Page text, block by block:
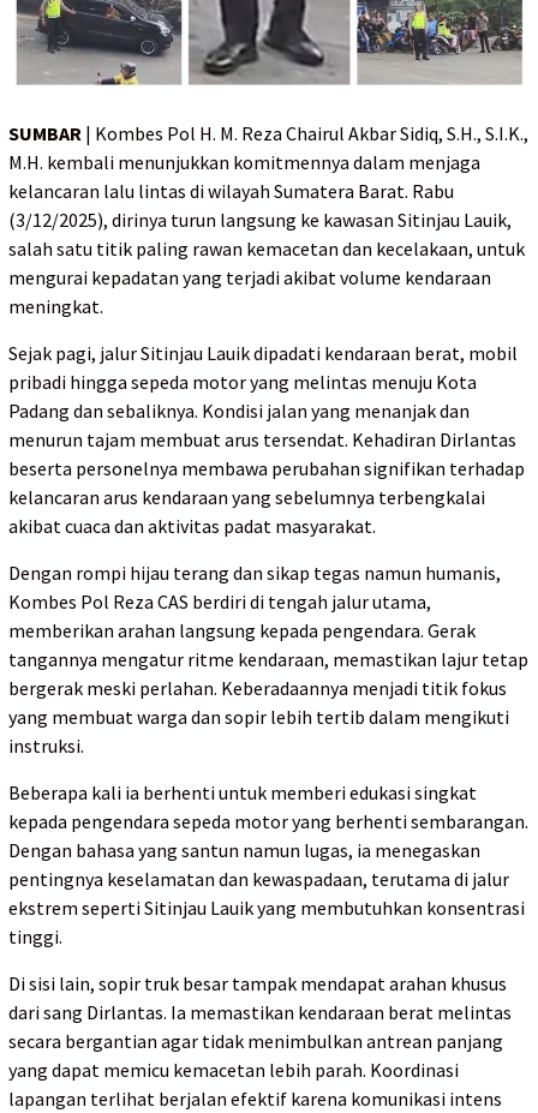
SUMBAR | Kombes Pol H. M. Reza Chairul Akbar Sidiq, S.H., S.I.K.,
M.H. kembali menunjukkan komitmennya dalam menjaga
kelancaran lalu lintas di wilayah Sumatera Barat. Rabu
(3/12/2025), dirinya turun langsung ke kawasan Sitinjau Lauik,
salah satu titik paling rawan kemacetan dan kecelakaan, untuk
mengurai kepadatan yang terjadi akibat volume kendaraan
meningkat.
Sejak pagi, jalur Sitinjau Lauik dipadati kendaraan berat, mobil
pribadi hingga sepeda motor yang melintas menuju Kota
Padang dan sebaliknya. Kondisi jalan yang menanjak dan
menurun tajam membuat arus tersendat. Kehadiran Dirlantas
beserta personelnya membawa perubahan signifikan terhadap
kelancaran arus kendaraan yang sebelumnya terbengkalai
akibat cuaca dan aktivitas padat masyarakat.
Dengan rompi hijau terang dan sikap tegas namun humanis,
Kombes Pol Reza CAS berdiri di tengah jalur utama,
memberikan arahan langsung kepada pengendara. Gerak
tangannya mengatur ritme kendaraan, memastikan lajur tetap
bergerak meski perlahan. Keberadaannya menjadi titik fokus
yang membuat warga dan sopir lebih tertib dalam mengikuti
instruksi.
Beberapa kali ia berhenti untuk memberi edukasi singkat
kepada pengendara sepeda motor yang berhenti sembarangan.
Dengan bahasa yang santun namun lugas, ia menegaskan
pentingnya keselamatan dan kewaspadaan, terutama di jalur
ekstrem seperti Sitinjau Lauik yang membutuhkan konsentrasi
tinggi.
Di sisi lain, sopir truk besar tampak mendapat arahan khusus
dari sang Dirlantas. Ia memastikan kendaraan berat melintas
secara bergantian agar tidak menimbulkan antrean panjang
yang dapat memicu kemacetan lebih parah. Koordinasi
lapangan terlihat berjalan efektif karena komunikasi intens